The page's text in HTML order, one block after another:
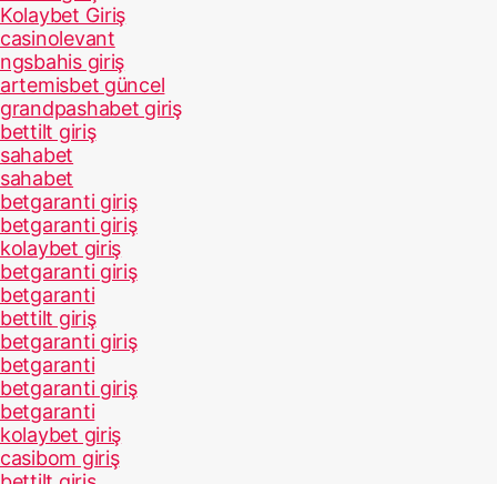
Kolaybet Giriş
casinolevant
ngsbahis giriş
artemisbet güncel
grandpashabet giriş
bettilt giriş
sahabet
sahabet
betgaranti giriş
betgaranti giriş
kolaybet giriş
betgaranti giriş
betgaranti
bettilt giriş
betgaranti giriş
betgaranti
betgaranti giriş
betgaranti
kolaybet giriş
casibom giriş